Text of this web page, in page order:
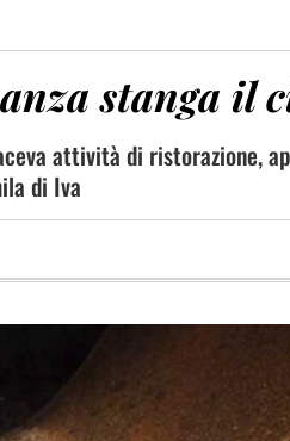
stanga il
attività di ristorazione,
di Iva